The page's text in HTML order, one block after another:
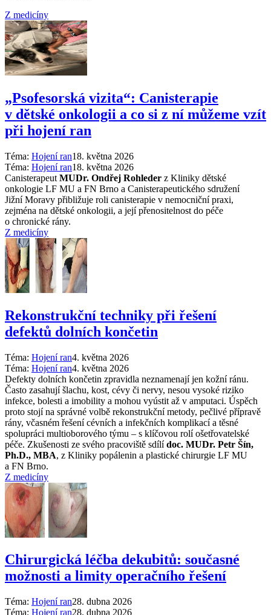
Z medicíny
„Psofesorská vizita“: Canisterapie
v dětské onkologii a co si z ní můžeme vzít
při hojení ran
Téma: Hojení ran18. května 2026
Téma: Hojení ran18. května 2026
Canisterapeut MUDr. Ondřej Rohleder z Kliniky dětské
onkologie LF MU a FN Brno a Canisterapeutického sdružení
Jižní Moravy přibližuje roli canisterapie v nemocniční praxi,
zejména na dětské onkologii, a její přenositelnost do péče
o chronické rány.
Z medicíny
Rekonstrukční techniky při řešení
defektů dolních končetin
Téma: Hojení ran4. května 2026
Téma: Hojení ran4. května 2026
Defekty dolních končetin zpravidla neznamenají jen kožní ránu.
Často zasahují šlachu, kost, cévy či nervy, nesou vysoké riziko
infekce, bolesti a imobility a mohou vyústit až v amputaci. Úspěch
proto stojí na správné volbě rekonstrukční metody, pečlivé přípravě
rány, včasném řešení cévních a infekčních komplikací a těsné
spolupráci multioborového týmu –⁠ s klíčovou rolí ošetřovatelské
péče. Zkušenosti ze svého pracoviště sdílídoc. MUDr. Petr Šín,
Ph.D., MBA, z Kliniky popálenin a plastické chirurgie LF MU
a FN Brno.
Z medicíny
Chirurgická léčba dekubitů: současné
možnosti a limity operačního řešení
Téma: Hojení ran28. dubna 2026
Téma: Hojení ran28. dubna 2026